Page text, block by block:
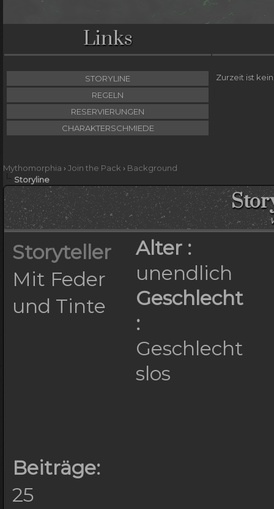
Links
STORYLINE
REGELN
RESERVIERUNGEN
CHARAKTERSCHMIEDE
Zurzeit ist
Mythomorphia › Join the Pack › Background
Storyline
Storyteller
Mit Feder
und Tinte
Beiträge:
25
Alter :
unendlich
Geschlecht
:
Geschlecht
slos